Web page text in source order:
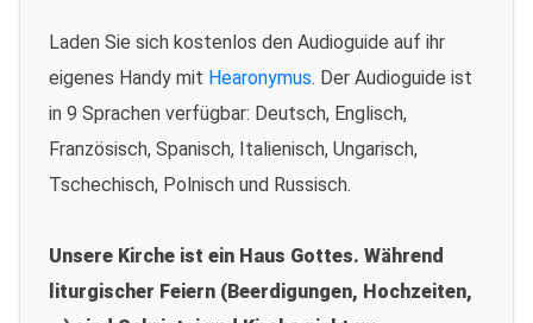
Laden Sie sich kostenlos den Audioguide auf ihr
eigenes Handy mit Hearonymus. Der Audioguide ist
in 9 Sprachen verfügbar: Deutsch, Englisch,
Französisch, Spanisch, Italienisch, Ungarisch,
Tschechisch, Polnisch und Russisch.
Unsere Kirche ist ein Haus Gottes. Während
liturgischer Feiern (Beerdigungen, Hochzeiten,